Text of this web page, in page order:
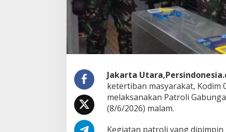
n
g
a
n
S
t
a
s
B
g
Jakarta
ketertiban masyarakat, Kodim
melaksanakan Patroli
(8/6/2026) malam.
Kegiatan patroli yang